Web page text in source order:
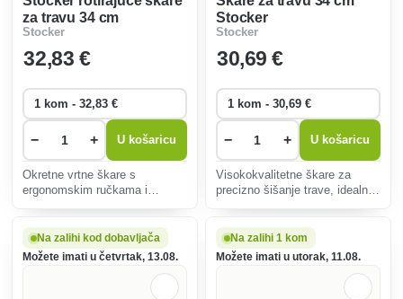
za travu 34 cm
Stocker
32,83 €
− + U košaricu
Okretne vrtne škare s
ergonomskim ručkama i
rezanje trave na teško
dostupnim mjestima,
Stocker
Stocker
30,69 €
− + U košaricu
Visokokvalitetne škare za
precizno šišanje trave, idealne
oštricama za dug život i oštar
rez.
Na zalihi kod dobavljača
Možete imati u četvrtak, 13.08.
Na zalihi 1 kom
Možete imati u utorak, 11.08.